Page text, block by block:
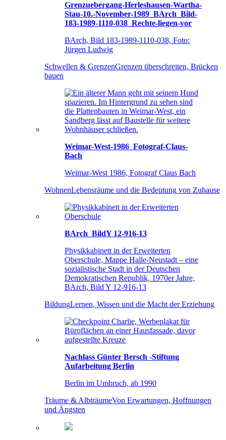
Grenzuebergang-Herleshausen-Wartha-
Stau-10.-November-1989_BArch_Bild-
183-1989-1110-038_Rechte-liegen-vor
BArch, Bild 183-1989-1110-038, Foto:
Jürgen Ludwig
Schwellen & GrenzenGrenzen überschreiten, Brücken
bauen
Weimar-West-1986_Fotograf-Claus-
Bach
Weimar-West 1986, Fotograf Claus Bach
WohnenLebensräume und die Bedeutung von Zuhause
BArch_BildY 12-916-13
Physikkabinett in der Erweiterten
Oberschule, Mappe Halle-Neustadt – eine
sozialistische Stadt in der Deutschen
Demokratischen Republik, 1970er Jahre,
BArch, Bild Y 12-916-13
BildungLernen, Wissen und die Macht der Erziehung
Nachlass Günter Bersch -Stiftung
Aufarbeitung Berlin
Berlin im Umbruch, ab 1990
Träume & AlbträumeVon Erwartungen, Hoffnungen
und Ängsten